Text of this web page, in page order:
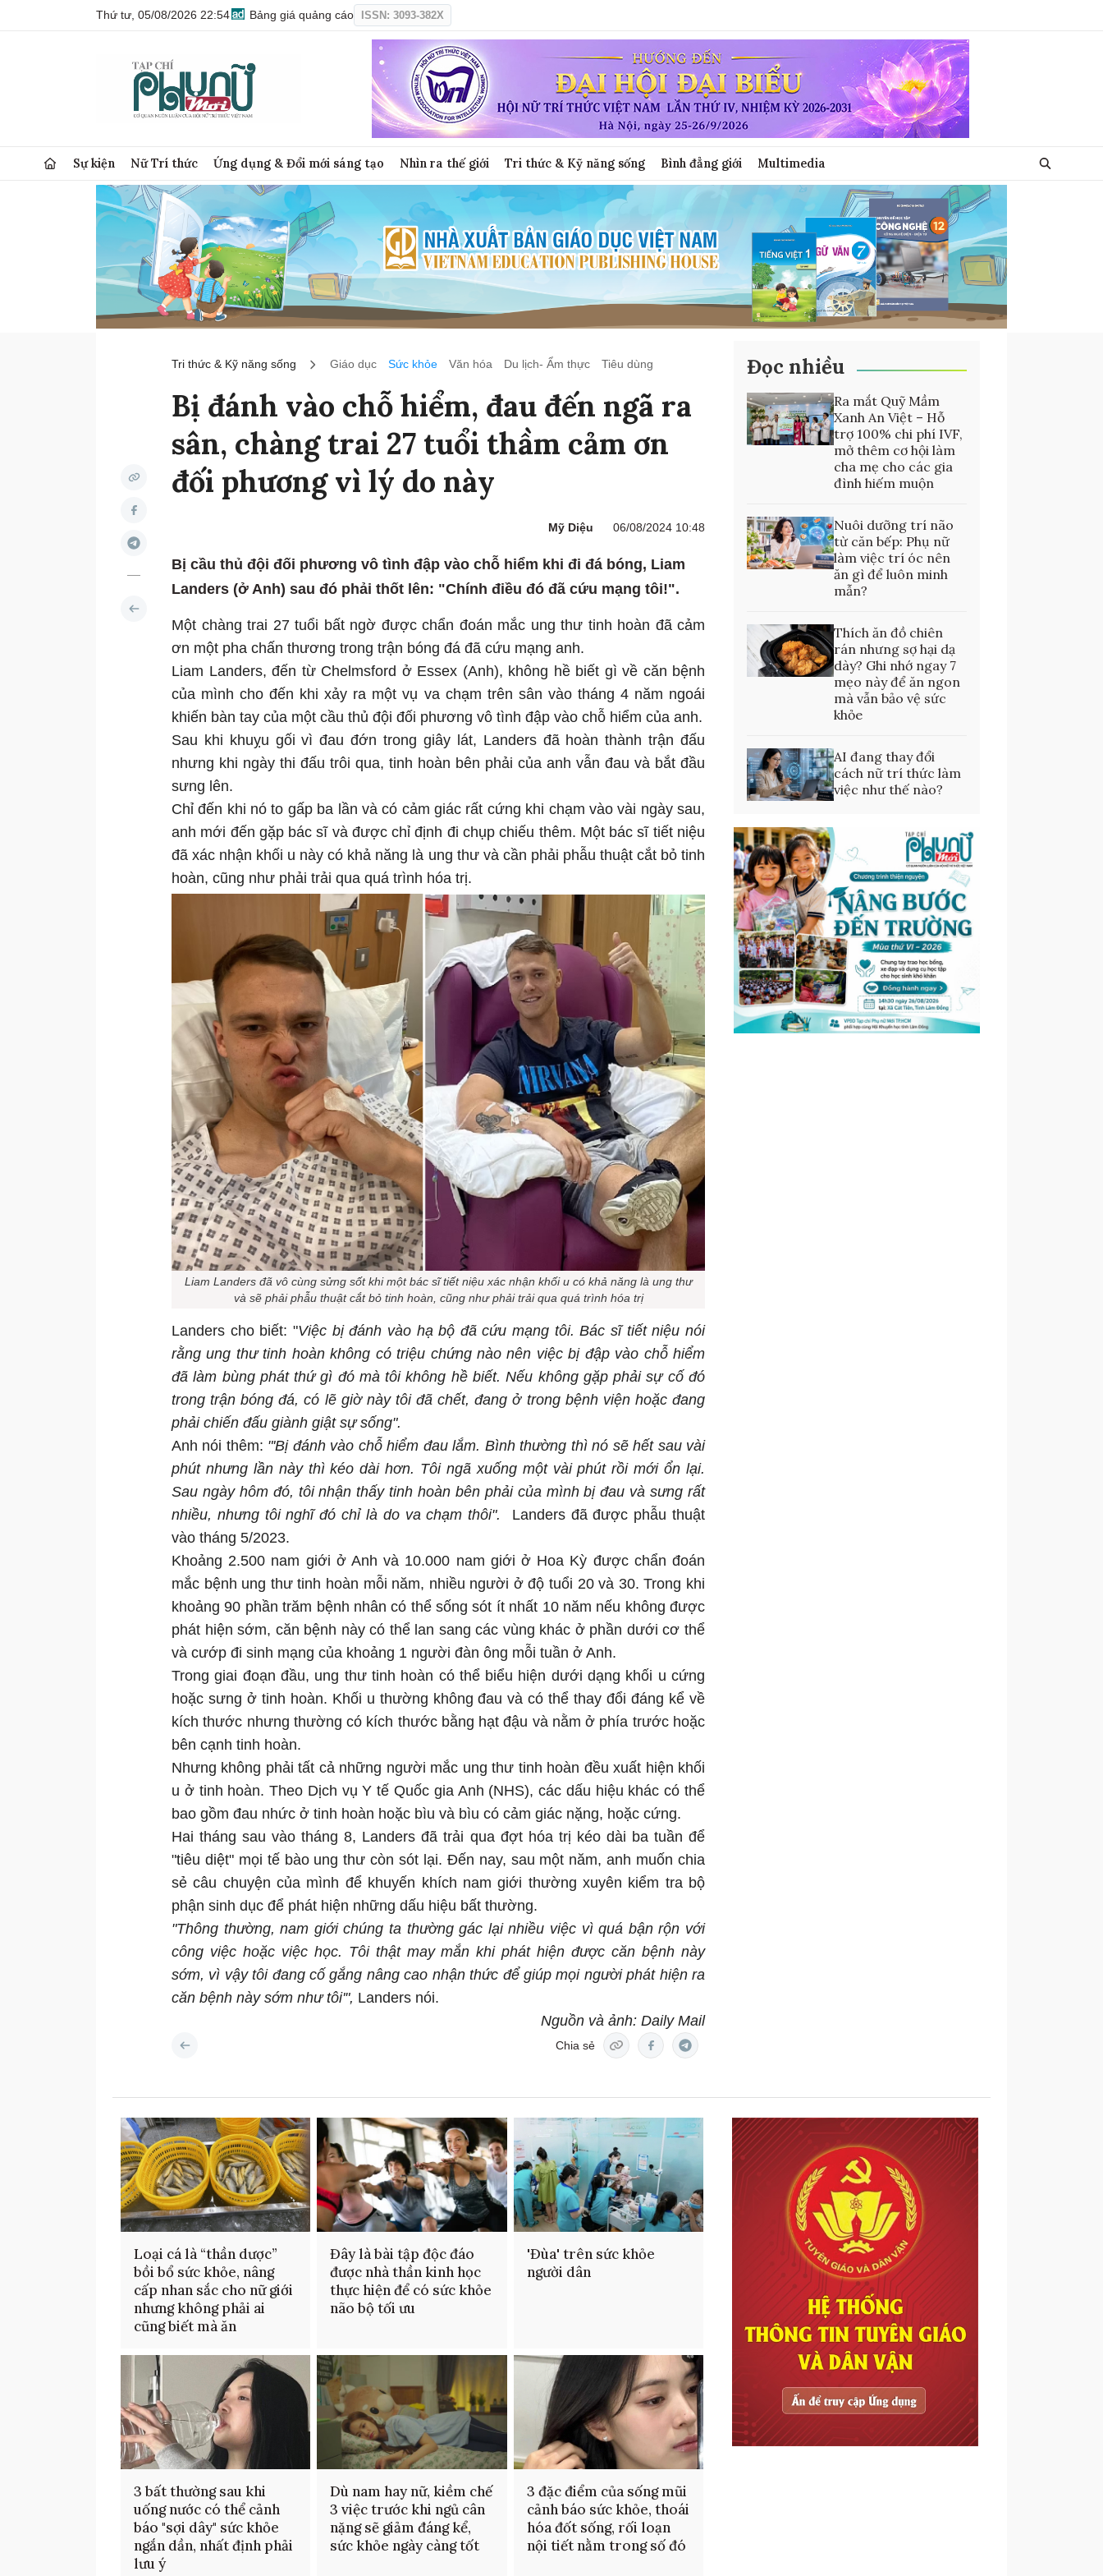
Thứ tư, 05/08/2026 22:54 Bảng giá quảng cáo ISSN: 3093-382X
Sự kiện Nữ Trí thức Ứng dụng & Đổi mới sáng tạo Nhìn ra thế giới Tri thức & Kỹ năng sống Bình đẳng giới Multimedia
Tri thức & Kỹ năng sống Giáo dục Sức khỏe Văn hóa Du lịch- Ẩm thực Tiêu dùng
Bị đánh vào chỗ hiểm, đau đến ngã ra
sân, chàng trai 27 tuổi thầm cảm ơn
đối phương vì lý do này
Mỹ Diệu 06/08/2024 10:48
Bị cầu thủ đội đối phương vô tình đập vào chỗ hiểm khi đi đá bóng, Liam
Landers (ở Anh) sau đó phải thốt lên: "Chính điều đó đã cứu mạng tôi!".
Một chàng trai 27 tuổi bất ngờ được chẩn đoán mắc ung thư tinh hoàn đã cảm
ơn một pha chấn thương trong trận bóng đá đã cứu mạng anh.
Liam Landers, đến từ Chelmsford ở Essex (Anh), không hề biết gì về căn bệnh
của mình cho đến khi xảy ra một vụ va chạm trên sân vào tháng 4 năm ngoái
khiến bàn tay của một cầu thủ đội đối phương vô tình đập vào chỗ hiểm của anh.
Sau khi khuỵu gối vì đau đớn trong giây lát, Landers đã hoàn thành trận đấu
nhưng khi ngày thi đấu trôi qua, tinh hoàn bên phải của anh vẫn đau và bắt đầu
sưng lên.
Chỉ đến khi nó to gấp ba lần và có cảm giác rất cứng khi chạm vào vài ngày sau,
anh mới đến gặp bác sĩ và được chỉ định đi chụp chiếu thêm. Một bác sĩ tiết niệu
đã xác nhận khối u này có khả năng là ung thư và cần phải phẫu thuật cắt bỏ tinh
hoàn, cũng như phải trải qua quá trình hóa trị.
Liam Landers đã vô cùng sửng sốt khi một bác sĩ tiết niệu xác nhận khối u có khả năng là ung thư
và sẽ phải phẫu thuật cắt bỏ tinh hoàn, cũng như phải trải qua quá trình hóa trị
Landers cho biết: "Việc bị đánh vào hạ bộ đã cứu mạng tôi. Bác sĩ tiết niệu nói
rằng ung thư tinh hoàn không có triệu chứng nào nên việc bị đập vào chỗ hiểm
đã làm bùng phát thứ gì đó mà tôi không hề biết.Nếu không gặp phải sự cố đó
trong trận bóng đá, có lẽ giờ này tôi đã chết, đang ở trong bệnh viện hoặc đang
phải chiến đấu giành giật sự sống".
Anh nói thêm: "'Bị đánh vào chỗ hiểm đau lắm. Bình thường thì nó sẽ hết sau vài
phút nhưng lần này thì kéo dài hơn. Tôi ngã xuống một vài phút rồi mới ổn lại.
Sau ngày hôm đó, tôi nhận thấy tinh hoàn bên phải của mình bị đau và sưng rất
nhiều, nhưng tôi nghĩ đó chỉ là do va chạm thôi". Landers đã được phẫu thuật
vào tháng 5/2023.
Khoảng 2.500 nam giới ở Anh và 10.000 nam giới ở Hoa Kỳ được chẩn đoán
mắc bệnh ung thư tinh hoàn mỗi năm, nhiều người ở độ tuổi 20 và 30. Trong khi
khoảng 90 phần trăm bệnh nhân có thể sống sót ít nhất 10 năm nếu không được
phát hiện sớm, căn bệnh này có thể lan sang các vùng khác ở phần dưới cơ thể
và cướp đi sinh mạng của khoảng 1 người đàn ông mỗi tuần ở Anh.
Trong giai đoạn đầu, ung thư tinh hoàn có thể biểu hiện dưới dạng khối u cứng
hoặc sưng ở tinh hoàn. Khối u thường không đau và có thể thay đổi đáng kể về
kích thước nhưng thường có kích thước bằng hạt đậu và nằm ở phía trước hoặc
bên cạnh tinh hoàn.
Nhưng không phải tất cả những người mắc ung thư tinh hoàn đều xuất hiện khối
u ở tinh hoàn. Theo Dịch vụ Y tế Quốc gia Anh (NHS), các dấu hiệu khác có thể
bao gồm đau nhức ở tinh hoàn hoặc bìu và bìu có cảm giác nặng, hoặc cứng.
Hai tháng sau vào tháng 8, Landers đã trải qua đợt hóa trị kéo dài ba tuần để
"tiêu diệt" mọi tế bào ung thư còn sót lại. Đến nay, sau một năm, anh muốn chia
sẻ câu chuyện của mình để khuyến khích nam giới thường xuyên kiểm tra bộ
phận sinh dục để phát hiện những dấu hiệu bất thường.
"Thông thường, nam giới chúng ta thường gác lại nhiều việc vì quá bận rộn với
công việc hoặc việc học. Tôi thật may mắn khi phát hiện được căn bệnh này
sớm, vì vậy tôi đang cố gắng nâng cao nhận thức để giúp mọi người phát hiện ra
căn bệnh này sớm như tôi'", Landers nói.
Nguồn và ảnh: Daily Mail
Chia sẻ
Đọc nhiều
Ra mắt Quỹ Mầm
Xanh An Việt – Hỗ
trợ 100% chi phí IVF,
mở thêm cơ hội làm
cha mẹ cho các gia
đình hiếm muộn
Nuôi dưỡng trí não
từ căn bếp: Phụ nữ
làm việc trí óc nên
ăn gì để luôn minh
mẫn?
Thích ăn đồ chiên
rán nhưng sợ hại dạ
dày? Ghi nhớ ngay 7
mẹo này để ăn ngon
mà vẫn bảo vệ sức
khỏe
AI đang thay đổi
cách nữ trí thức làm
việc như thế nào?
Loại cá là “thần dược”
bồi bổ sức khỏe, nâng
cấp nhan sắc cho nữ giới
nhưng không phải ai
cũng biết mà ăn
Đây là bài tập độc đáo
được nhà thần kinh học
thực hiện để có sức khỏe
não bộ tối ưu
'Đùa' trên sức khỏe
người dân
3 bất thường sau khi
uống nước có thể cảnh
báo "sợi dây" sức khỏe
ngắn dần, nhất định phải
lưu ý
Dù nam hay nữ, kiềm chế
3 việc trước khi ngủ cân
nặng sẽ giảm đáng kể,
sức khỏe ngày càng tốt
3 đặc điểm của sống mũi
cảnh báo sức khỏe, thoái
hóa đốt sống, rối loạn
nội tiết nằm trong số đó